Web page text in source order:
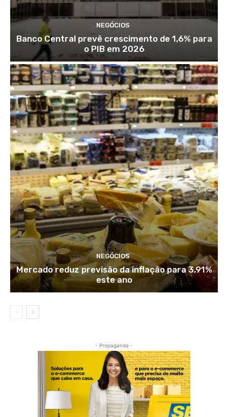
NEGÓCIOS
Banco Central prevê crescimento de 1,6% para
o PIB em 2026
NEGÓCIOS
Mercado reduz previsão da inflação para 3,91%
este ano
- Propaganda -